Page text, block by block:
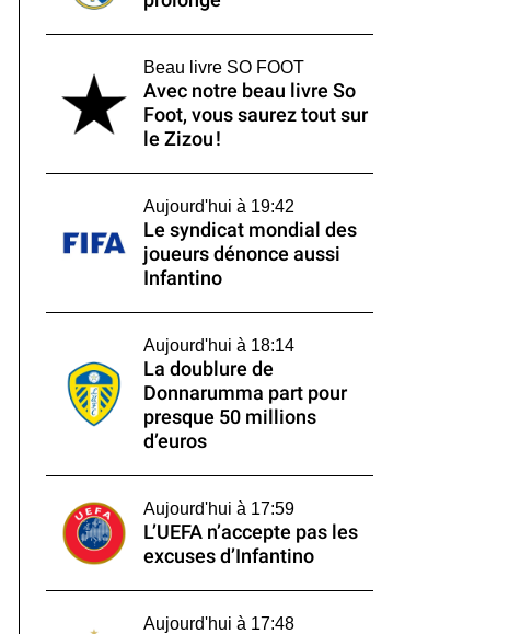
Beau livre SO FOOT
Avec notre beau livre So
Foot, vous saurez tout sur
le Zizou !
Aujourd'hui à 19:42
Le syndicat mondial des
joueurs dénonce aussi
Infantino
Aujourd'hui à 18:14
La doublure de
Donnarumma part pour
presque 50 millions
d’euros
Aujourd'hui à 17:59
L’UEFA n’accepte pas les
excuses d’Infantino
Aujourd'hui à 17:48